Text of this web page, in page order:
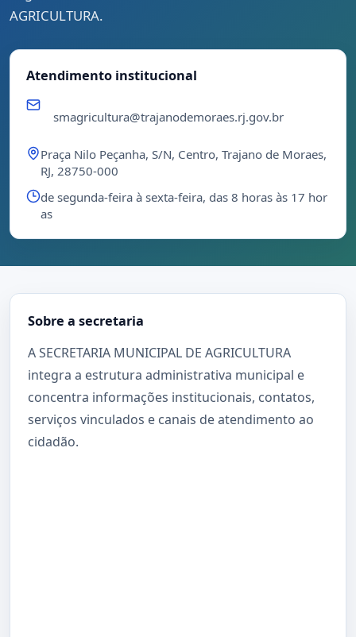
AGRICULTURA.
Atendimento institucional
smagricultura@trajanodemoraes.rj.gov.br
Praça Nilo Peçanha, S/N, Centro, Trajano de Moraes,
RJ, 28750-000
de segunda-feira à sexta-feira, das 8 horas às 17 hor
as
Sobre a secretaria
A SECRETARIA MUNICIPAL DE AGRICULTURA
integra a estrutura administrativa municipal e
concentra informações institucionais, contatos,
serviços vinculados e canais de atendimento ao
cidadão.